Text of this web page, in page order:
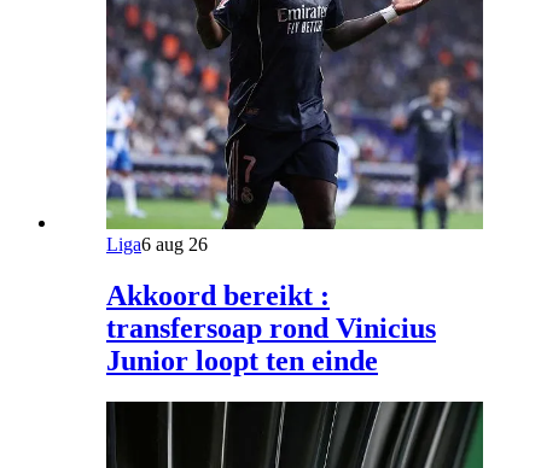
Liga6 aug 26
Akkoord bereikt :
transfersoap rond Vinicius
Junior loopt ten einde